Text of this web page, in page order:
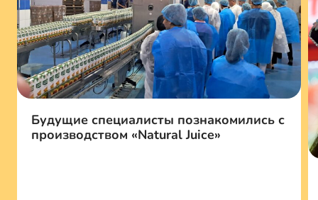
Будущие специалисты познакомились с
производством «Natural Juice»